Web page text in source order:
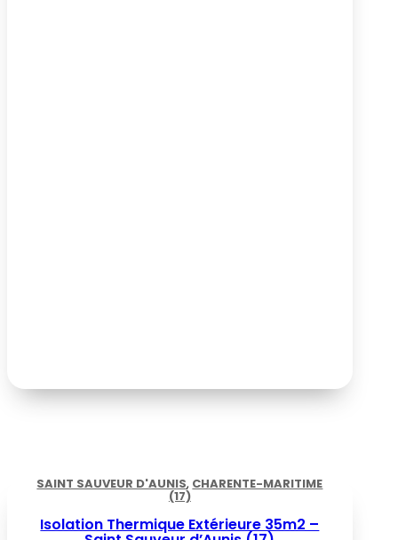
SAINT SAUVEUR D'AUNIS, CHARENTE-MARITIME
(17)
Isolation Thermique Extérieure 35m2 –